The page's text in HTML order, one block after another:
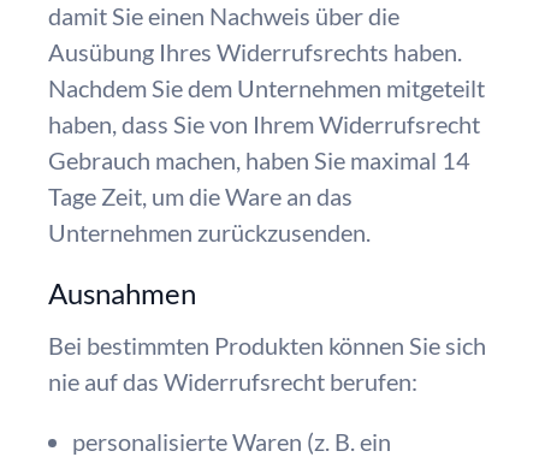
damit Sie einen Nachweis über die
Ausübung Ihres Widerrufsrechts haben.
Nachdem Sie dem Unternehmen mitgeteilt
haben, dass Sie von Ihrem Widerrufsrecht
Gebrauch machen, haben Sie maximal 14
Tage Zeit, um die Ware an das
Unternehmen zurückzusenden.
Ausnahmen
Bei bestimmten Produkten können Sie sich
nie auf das Widerrufsrecht berufen:
personalisierte Waren (z. B. ein